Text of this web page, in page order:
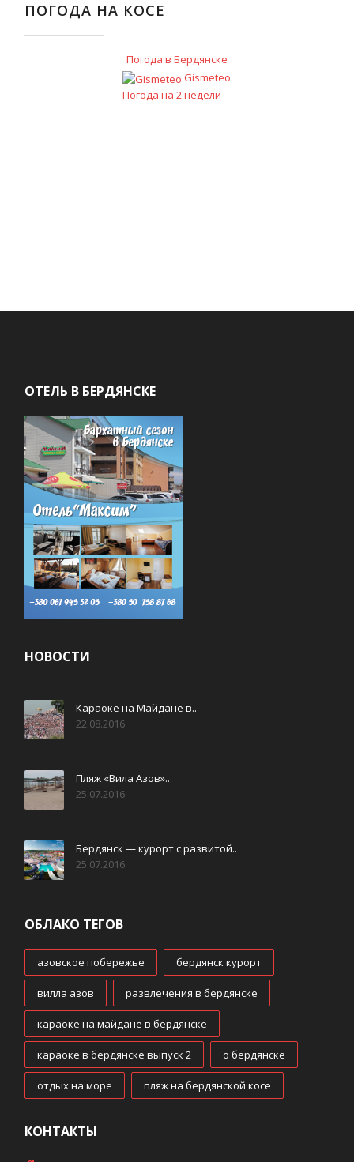
ПОГОДА НА КОСЕ
Погода в Бердянске
Gismeteo
Погода на 2 недели
ОТЕЛЬ В БЕРДЯНСКЕ
НОВОСТИ
Караоке на Майдане в..
22.08.2016
Пляж «Вила Азов»..
25.07.2016
Бердянск — курорт с развитой..
25.07.2016
ОБЛАКО ТЕГОВ
азовское побережье бердянск курорт
вилла азов развлечения в бердянске
караоке на майдане в бердянске
караоке в бердянске выпуск 2 о бердянске
отдых на море пляж на бердянской косе
КОНТАКТЫ